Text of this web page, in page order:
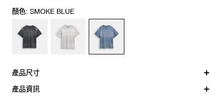
顏色: SMOKE BLUE
產品尺寸
產品資訊